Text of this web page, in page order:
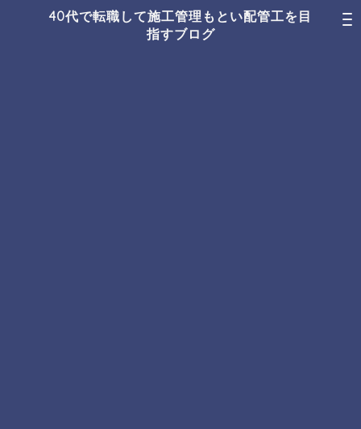
40代で転職して施工管理もとい配管工を目
指すブログ